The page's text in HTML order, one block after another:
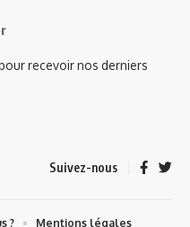
recevoir nos derniers
Suivez-nous
? Mentions légales